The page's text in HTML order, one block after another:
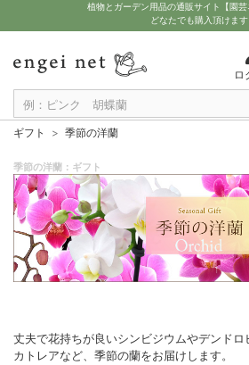
植物とガーデン用品の通販サイト【園
どなたでも購入頂けます
ロ
ギフト 季節の洋蘭
季節の洋蘭：ギフト
丈夫で花持ちが良いシンビジウムやデンド
カトレアなど、季節の蘭をお届けします。